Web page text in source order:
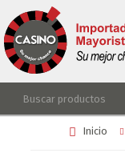
REGISTRARSEInicio